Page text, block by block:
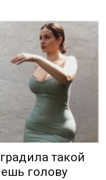
такой
голову